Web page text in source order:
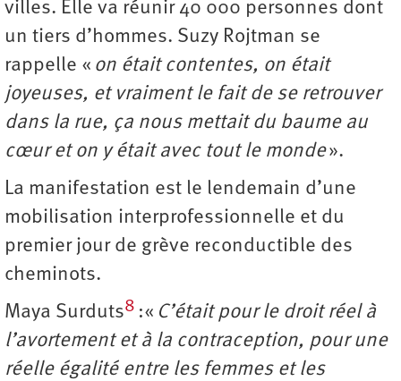
villes. Elle va réunir 40 000 personnes dont
un tiers d’hommes. Suzy Rojtman se
rappelle « on était contentes, on était
joyeuses, et vraiment le fait de se retrouver
dans la rue, ça nous mettait du baume au
cœur et on y était avec tout le monde».
La manifestation est le lendemain d’une
mobilisation interprofessionnelle et du
premier jour de grève reconductible des
cheminots.
Maya Surduts8 :« C’était pour le droit réel à
l’avortement et à la contraception, pour une
réelle égalité entre les femmes et les